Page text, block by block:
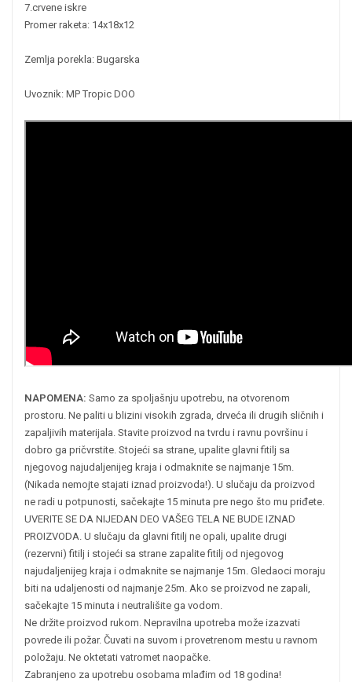
7.crvene iskre
Promer raketa: 14x18x12
Zemlja porekla: Bugarska
Uvoznik: MP Tropic DOO
NAPOMENA: Samo za spoljašnju upotrebu, na otvorenom
prostoru. Ne paliti u blizini visokih zgrada, drveća ili drugih sličnih i
zapaljivih materijala. Stavite proizvod na tvrdu i ravnu površinu i
dobro ga pričvrstite. Stojeći sa strane, upalite glavni fitilj sa
njegovog najudaljenijeg kraja i odmaknite se najmanje 15m.
(Nikada nemojte stajati iznad proizvoda!). U slučaju da proizvod
ne radi u potpunosti, sačekajte 15 minuta pre nego što mu priđete.
UVERITE SE DA NIJEDAN DEO VAŠEG TELA NE BUDE IZNAD
PROIZVODA. U slučaju da glavni fitilj ne opali, upalite drugi
(rezervni) fitilj i stojeći sa strane zapalite fitilj od njegovog
najudaljenijeg kraja i odmaknite se najmanje 15m. Gledaoci moraju
biti na udaljenosti od najmanje 25m. Ako se proizvod ne zapali,
sačekajte 15 minuta i neutrališite ga vodom.
Ne držite proizvod rukom. Nepravilna upotreba može izazvati
povrede ili požar. Čuvati na suvom i provetrenom mestu u ravnom
položaju. Ne oktetati vatromet naopačke.
Zabranjeno za upotrebu osobama mlađim od 18 godina!